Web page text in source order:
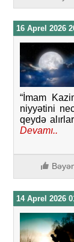
16 Aprel 2026
“İmam
niyyətini
qeydə
Devamı..
14 Aprel 2026